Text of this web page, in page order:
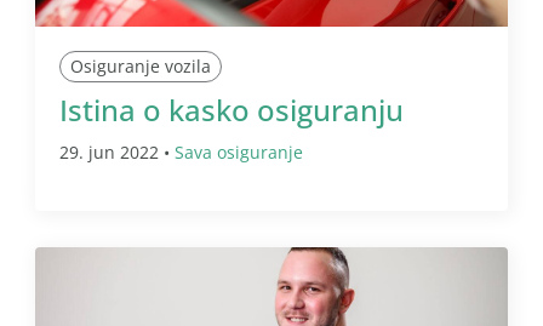
Osiguranje vozila
Istina o kasko osiguranju
29. jun 2022 • Sava osiguranje